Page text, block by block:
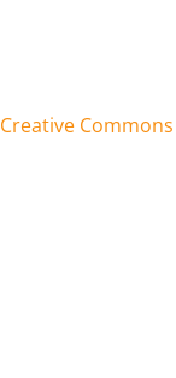
Creative